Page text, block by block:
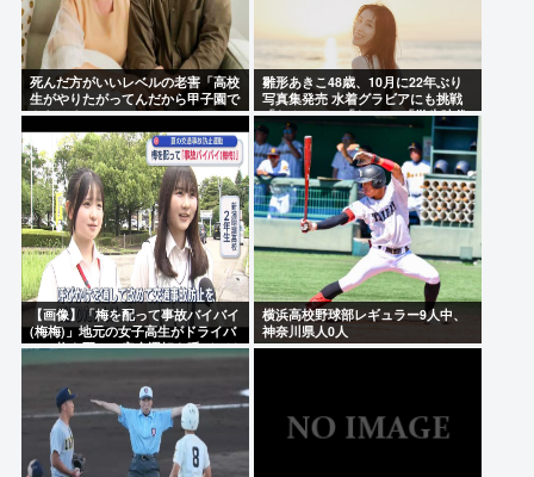
【群馬】みなかみ町 沢登り中の女性（56）が流され
行方不明に きょうも朝から捜索行う
佐藤二朗、胸中吐露「”ほんとうのこと”を僕の口か
らは何ひとつ言えなくて…言葉にできぬ悔しさ」😲
Powered by livedoor 相互RSS
死んだ方がいいレベルの老害「高校
生がやりたがってんだから甲子園で
やらせろ！」
雛形あきこ48歳、10月に22年ぶり
写真集発売 水着グラビアにも挑戦
「なんと!!!」「おぉ~」「学生時代
が蘇りました」
【画像】「梅を配って事故バイバイ
(梅梅)」地元の女子高生がドライバ
ーに梅を配って安全運転を呼びかけ
横浜高校野球部レギュラー9人中、
神奈川県人0人